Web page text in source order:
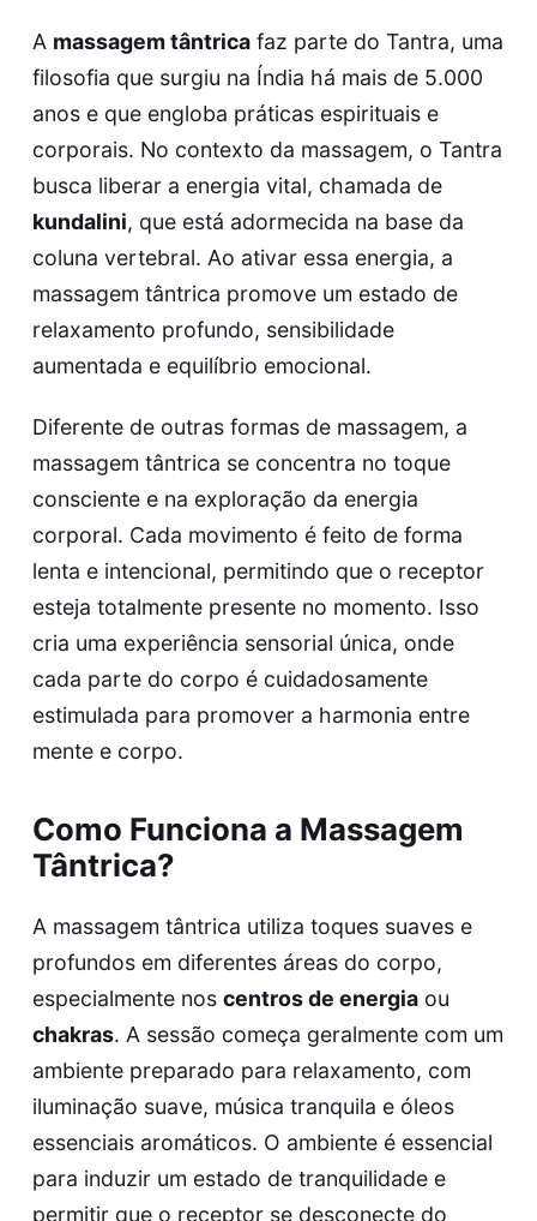
A massagem tântricafaz parte do Tantra, uma
filosofia que surgiu na Índia há mais de 5.000
anos e que engloba práticas espirituais e
corporais. No contexto da massagem, o Tantra
busca liberar a energia vital, chamada de
kundalini, que está adormecida na base da
coluna vertebral. Ao ativar essa energia, a
massagem tântrica promove um estado de
relaxamento profundo, sensibilidade
aumentada e equilíbrio emocional.
Diferente de outras formas de massagem, a
massagem tântrica se concentra no toque
consciente e na exploração da energia
corporal. Cada movimento é feito de forma
lenta e intencional, permitindo que o receptor
esteja totalmente presente no momento. Isso
cria uma experiência sensorial única, onde
cada parte do corpo é cuidadosamente
estimulada para promover a harmonia entre
mente e corpo.
Como Funciona a Massagem
Tântrica?
A massagem tântrica utiliza toques suaves e
profundos em diferentes áreas do corpo,
especialmente nos centros de energiaou
chakras. A sessão começa geralmente com um
ambiente preparado para relaxamento, com
iluminação suave, música tranquila e óleos
essenciais aromáticos. O ambiente é essencial
para induzir um estado de tranquilidade e
permitir que o receptor se desconecte do